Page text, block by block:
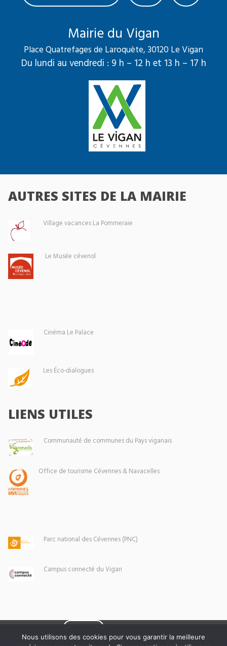
Mairie du Vigan
Place Quatrefages de Laroquète, 30120 Le Vigan
Du lundi au vendredi : 9 h – 12 h et 13 h – 17 h
AUTRES SITES DE LA MAIRIE
Village vacances La Pommeraie
Le Musée cévenol
Cinéma Le Palace
Les Éco-dialogues
LIENS UTILES
Communauté de communes du Pays viganais
Office de tourisme Cévennes & Navacelles
Parc national des Cévennes (PNC)
Campus connecté du Vigan
Nous utilisons des cookies pour vous garantir la meilleure